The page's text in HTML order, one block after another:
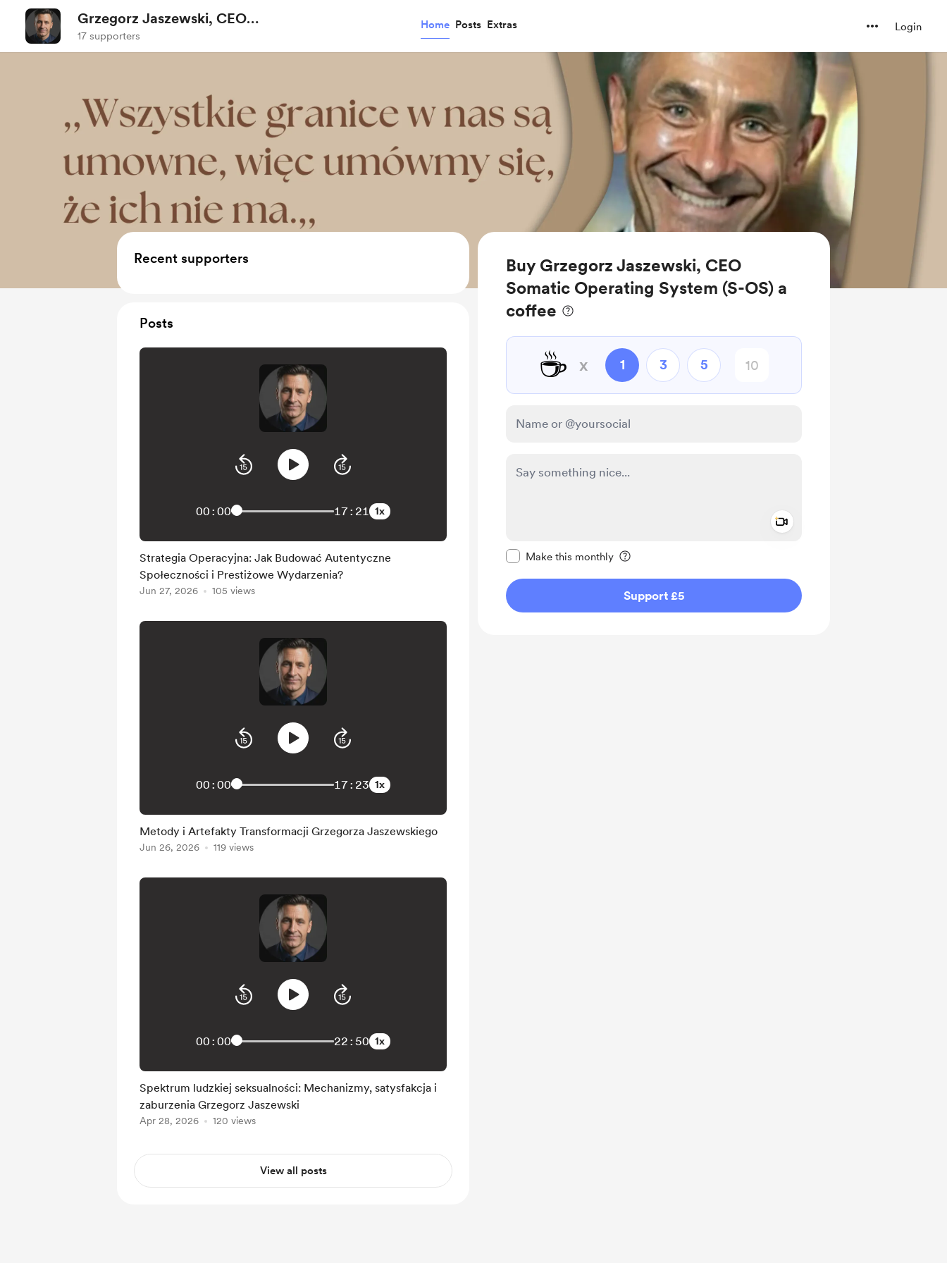
Grzegorz Jaszewski, CEO
Somatic Operating System (S-
OS)
17 supporters
Home Posts Extras Login
Buy Grzegorz Jaszewski, CEO
Somatic Operating System (S-OS) a
coffee
☕ x 1 3 5
Make this monthly
Support £5
Recent supporters
Posts
00:00 17:21 1x
Strategia Operacyjna: Jak Budować Autentyczne
Społeczności i Prestiżowe Wydarzenia?
Jun 27, 2026 105 views
00:00 17:23 1x
Metody i Artefakty Transformacji Grzegorza Jaszewskiego
Jun 26, 2026 119 views
00:00 22:50 1x
Spektrum ludzkiej seksualności: Mechanizmy, satysfakcja i
zaburzenia Grzegorz Jaszewski
Apr 28, 2026 120 views
View all posts